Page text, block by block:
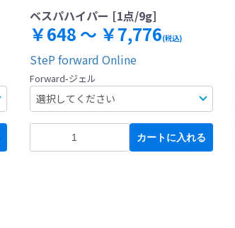
ベスパハイパー [1点/9g]
￥648 ～ ￥7,776(税込)
SteP forward Online
Forward-ジェル
カートに入れる